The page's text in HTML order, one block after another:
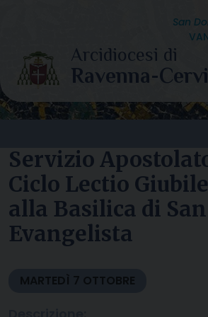
content
San
Servizio
Ciclo Lectio
alla Basilica di
Evangelista
MARTEDÌ 7 OTTOBRE